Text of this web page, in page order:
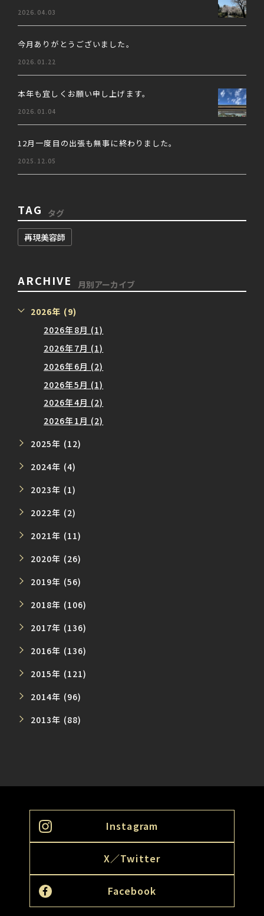
2026.04.03
今月ありがとうございました。
2026.01.22
本年も宜しくお願い申し上げます。
2026.01.04
12月一度目の出張も無事に終わりました。
2025.12.05
TAG タグ
再現美容師
ARCHIVE 月別アーカイブ
2026年 (9)
2026年8月 (1)
2026年7月 (1)
2026年6月 (2)
2026年5月 (1)
2026年4月 (2)
2026年1月 (2)
2025年 (12)
2024年 (4)
2023年 (1)
2022年 (2)
2021年 (11)
2020年 (26)
2019年 (56)
2018年 (106)
2017年 (136)
2016年 (136)
2015年 (121)
2014年 (96)
2013年 (88)
Instagram
X／Twitter
Facebook